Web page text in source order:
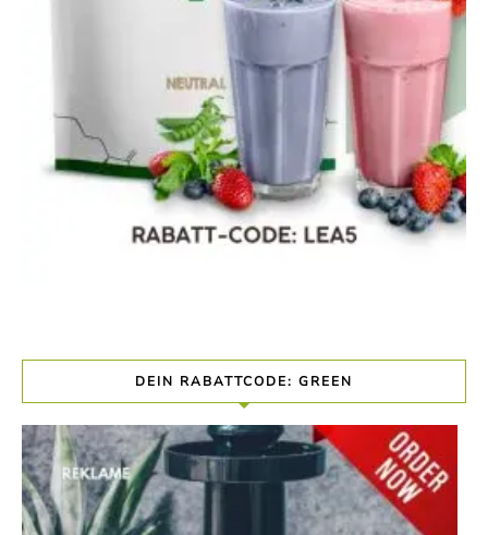
DEIN RABATTCODE: GREEN